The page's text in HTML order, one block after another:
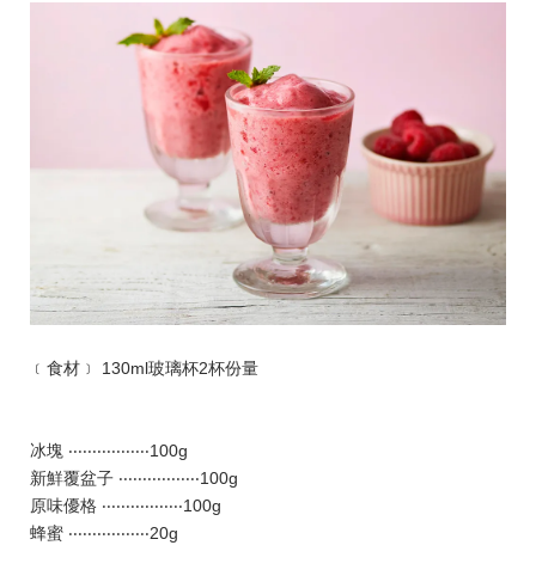
﹝食材﹞ 130ml玻璃杯2杯份量
冰塊 ‧‧‧‧‧‧‧‧‧‧‧‧‧‧‧‧‧100g
新鮮覆盆子 ‧‧‧‧‧‧‧‧‧‧‧‧‧‧‧‧‧100g
原味優格 ‧‧‧‧‧‧‧‧‧‧‧‧‧‧‧‧‧100g
蜂蜜 ‧‧‧‧‧‧‧‧‧‧‧‧‧‧‧‧‧20g